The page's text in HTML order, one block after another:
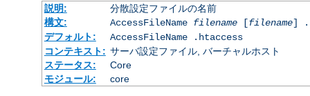
説明:
分散設定ファイルの名前
構文:
AccessFileName filename[filename]
デフォルト:
AccessFileName .htaccess
コンテキスト: サーバ設定ファイル, バーチャルホスト
ステータス:
Core
モジュール:
core